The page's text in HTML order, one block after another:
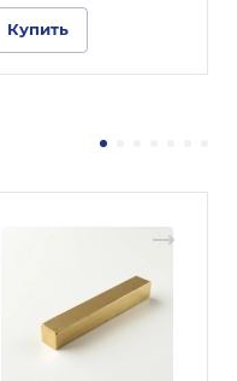
Купить